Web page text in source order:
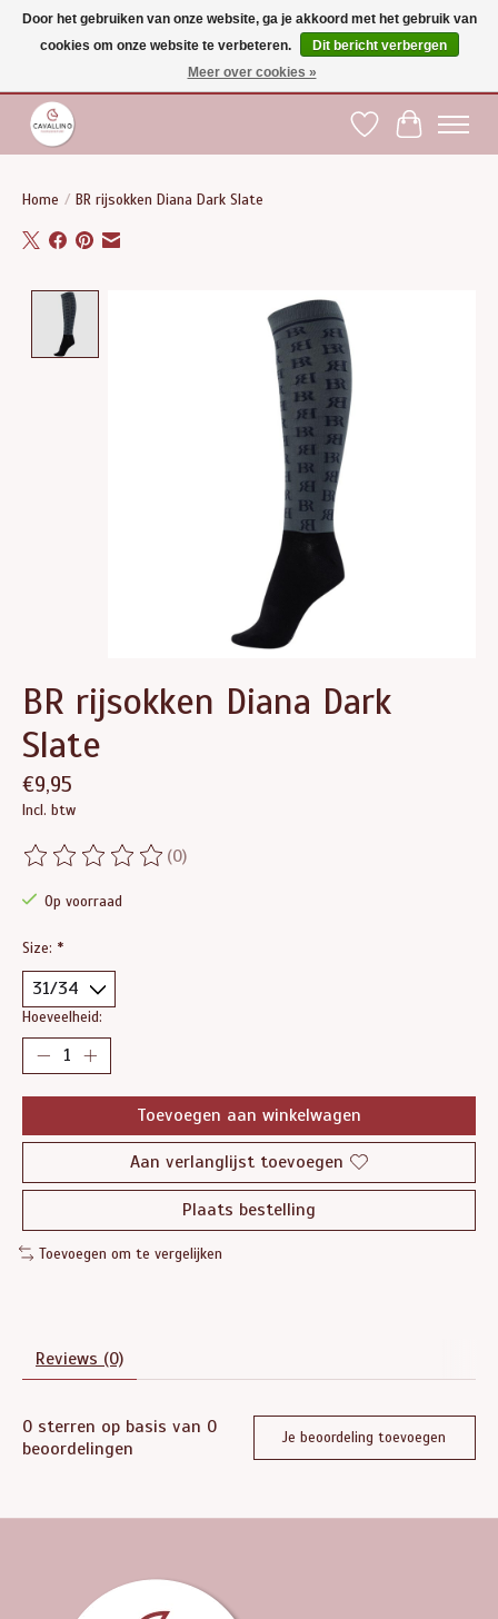
Gratis verzending vanaf €75 binnen BE - vanaf €100 naar EU | Voor 17:00 besteld is
dezelfde dag verzonden | Klantendienst: +32 (0)51 21 27 00 |
Verlanglijst
Home / BR rijsokken Diana Dark Slate
Product image slideshow Items
BR rijsokken Diana Dark
Slate
€9,95
Incl. btw
De beoordeling van dit product is
(0)
Op voorraad
Size: *
Hoeveelheid:
Toevoegen aan winkelwagen
Aan verlanglijst toevoegen
Plaats bestelling
Toevoegen om te vergelijken
Reviews (0)
0 sterren op basis van 0
beoordelingen
Je beoordeling toevoegen
Door het gebruiken van onze website, ga je akkoord met het gebruik van
cookies om onze website te verbeteren.
Dit bericht verbergen
Meer over cookies »